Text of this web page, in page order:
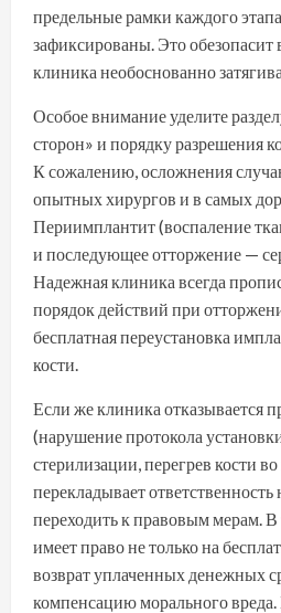
предельные рамки каждого
зафиксированы. Это обезопасит
клиника необоснованно
Особое внимание уделите
сторон» и порядку разрешения
К сожалению, осложнения
опытных хирургов и в самых
Периимплантит (воспаление
и последующее отторжение —
Надежная клиника всегда
порядок действий при
бесплатная переустановка
кости.
Если же клиника отказывается
(нарушение протокола
стерилизации, перегрев кости
перекладывает ответственность
переходить к правовым мерам. В
имеет право не только на
возврат уплаченных денежных
компенсацию морального